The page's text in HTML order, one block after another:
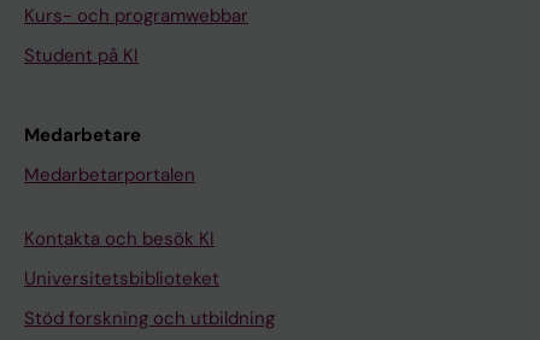
Kurs- och programwebbar
Student på KI
Medarbetare
Medarbetarportalen
Kontakta och besök KI
Universitetsbiblioteket
Stöd forskning och utbildning